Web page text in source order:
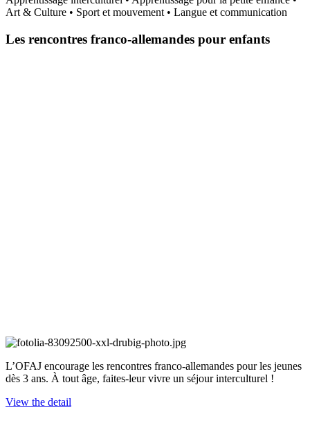
Art & Culture • Sport et mouvement • Langue et communication
Les rencontres franco-allemandes pour enfants
L’OFAJ encourage les rencontres franco-allemandes pour les jeunes
dès 3 ans. À tout âge, faites-leur vivre un séjour interculturel !
View the detail